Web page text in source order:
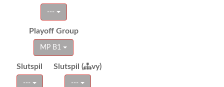
---
Playoff Group
MP B1
Slutspil Slutspil ( vy)
--- ---